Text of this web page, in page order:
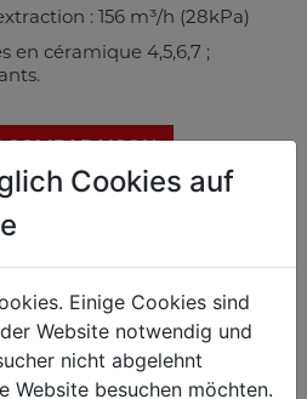
: 156 m³/h (28kPa)
en céramique 4,5,6,7 ;
COMPARAISON
Cookies auf
Einige Cookies sind
Website notwendig und
nicht abgelehnt
Website besuchen möchten.